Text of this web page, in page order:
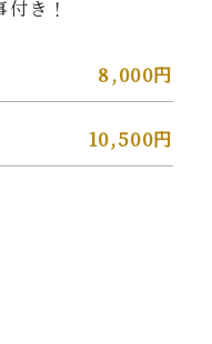
き！
8,000円
10,500円